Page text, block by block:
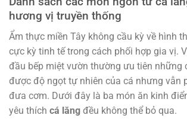
hương vị truyền thống
Ẩm thực miền Tây không cầu kỳ về hình
cực kỳ tinh tế trong cách phối hợp gia vị.
đầu bếp miệt vườn thường ưu tiên những
được độ ngọt tự nhiên của cá nhưng vẫn
đưa cơm. Dưới đây là ba món ăn kinh
yêu thích cá lăng đều không thể bỏ qua.